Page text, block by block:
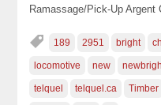
Ramassage/Pick-Up
189 2951 bright
locomotive new
telquel telquel.ca Timber